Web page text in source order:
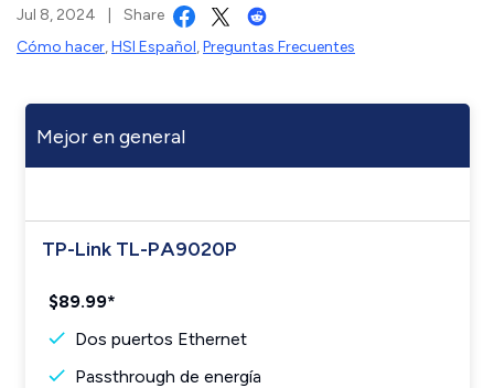
Jul 8, 2024
Share
Cómo hacer,HSI Español,Preguntas Frecuentes
Mejor en general
TP-Link TL-PA9020P
$89.99*
Dos puertos Ethernet
Passthrough de energía